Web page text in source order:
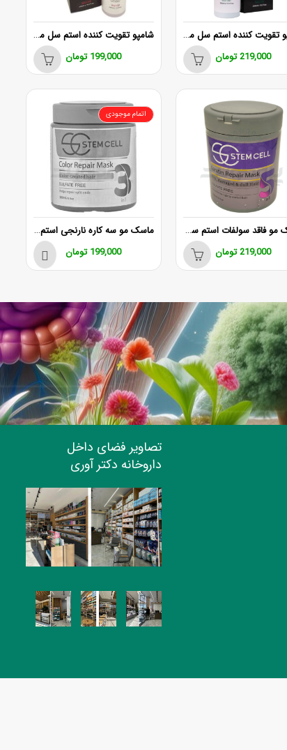
شامپو تقویت کننده استم سل مناسب موی چرب
219,000تومان
شامپو تقویت‌ کننده استم سل مخصوص موی نرمال تا خشک
199,000 تومان
ماسک مو فاقد سولفات استم سل 5 کاره بنفش
219,000تومان
اتمام موجودی
ماسک مو سه کاره نارنجی استم سل برای موهای رنگ و هایلایت شده 500ml
199,000 تومان
تصاویر فضای داخل
داروخانه دکتر آوری